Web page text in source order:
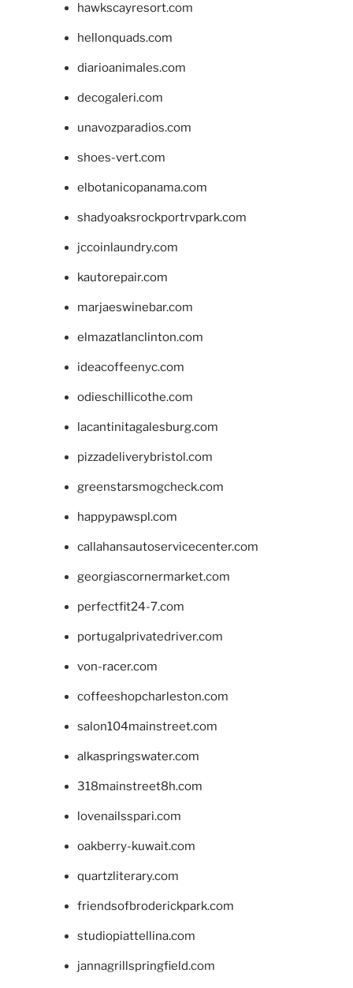
hawkscayresort.com
hellonquads.com
diarioanimales.com
decogaleri.com
unavozparadios.com
shoes-vert.com
elbotanicopanama.com
shadyoaksrockportrvpark.com
jccoinlaundry.com
kautorepair.com
marjaeswinebar.com
elmazatlanclinton.com
ideacoffeenyc.com
odieschillicothe.com
lacantinitagalesburg.com
pizzadeliverybristol.com
greenstarsmogcheck.com
happypawspl.com
callahansautoservicecenter.com
georgiascornermarket.com
perfectfit24-7.com
portugalprivatedriver.com
von-racer.com
coffeeshopcharleston.com
salon104mainstreet.com
alkaspringswater.com
318mainstreet8h.com
lovenailsspari.com
oakberry-kuwait.com
quartzliterary.com
friendsofbroderickpark.com
studiopiattellina.com
jannagrillspringfield.com